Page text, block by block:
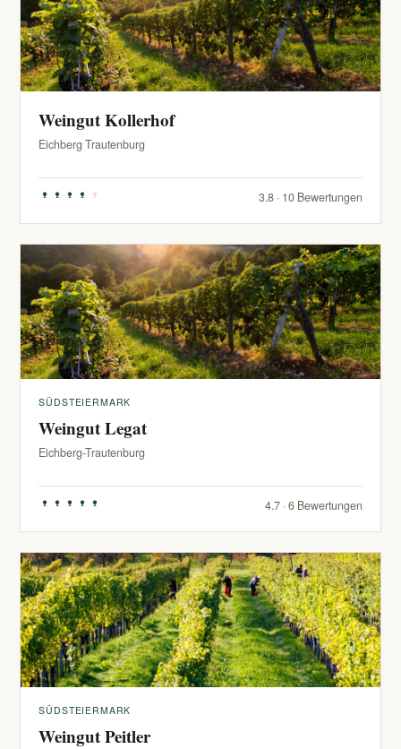
Weingut Kollerhof
Eichberg Trautenburg
3.8 · 10 Bewertungen
SÜDSTEIERMARK
Weingut Legat
Eichberg-Trautenburg
4.7 · 6 Bewertungen
SÜDSTEIERMARK
Weingut Peitler